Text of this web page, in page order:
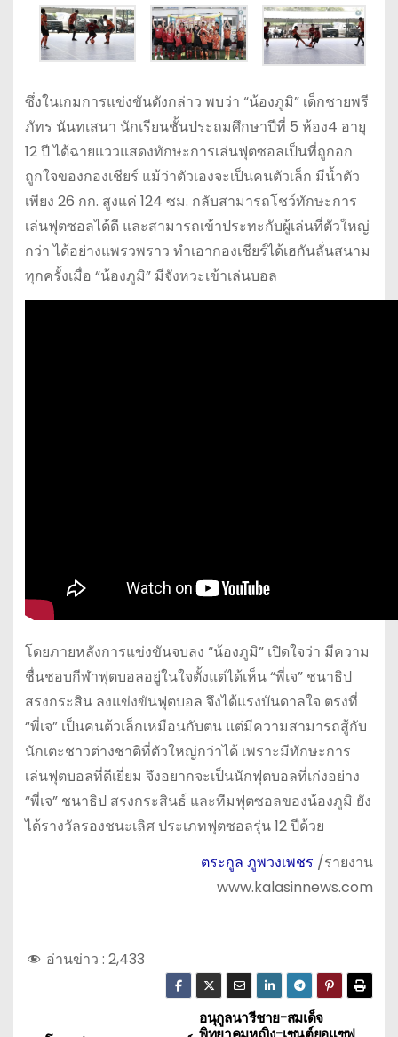
ซึ่งในเกมการแข่งขันดังกล่าว พบว่า “น้องภูมิ” เด็กชายพรี
ภัทร นันทเสนา นักเรียนชั้นประถมศึกษาปีที่ 5 ห้อง4 อายุ
12 ปี ได้ฉายแววแสดงทักษะการเล่นฟุตซอลเป็นที่ถูกอก
ถูกใจของกองเชียร์ แม้ว่าตัวเองจะเป็นคนตัวเล็ก มีน้ำตัว
เพียง 26 กก. สูงแค่ 124 ซม. กลับสามารถโชว์ทักษะการ
เล่นฟุตซอลได้ดี และสามารถเข้าประทะกับผู้เล่นที่ตัวใหญ่
กว่า ได้อย่างแพรวพราว ทำเอากองเชียร์ได้เฮกันลั่นสนาม
ทุกครั้งเมื่อ “น้องภูมิ” มีจังหวะเข้าเล่นบอล
โดยภายหลังการแข่งขันจบลง “น้องภูมิ” เปิดใจว่า มีความ
ชื่นชอบกีฬาฟุตบอลอยู่ในใจตั้งแต่ได้เห็น “พี่เจ” ชนาธิป
สรงกระสิน ลงแข่งขันฟุตบอล จึงได้แรงบันดาลใจ ตรงที่
“พี่เจ” เป็นคนต้วเล็กเหมือนกับตน แต่มีความสามารถสู้กับ
นักเตะชาวต่างชาติที่ตัวใหญ่กว่าได้ เพราะมีทักษะการ
เล่นฟุตบอลที่ดีเยี่ยม จึงอยากจะเป็นนักฟุตบอลที่เก่งอย่าง
“พี่เจ” ชนาธิป สรงกระสินธ์ และทีมฟุตซอลของน้องภูมิ ยัง
ได้รางวัลรองชนะเลิศ ประเภทฟุตซอลรุ่น 12 ปีด้วย
ตระกูล ภูพวงเพชร /รายงาน
www.kalasinnews.com
อ่านข่าว : 2,433
อนุกูลนารีชาย-สมเด็จ